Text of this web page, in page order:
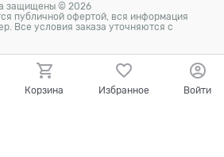
защищены © 2026
публичной офертой, вся информация
Все условия заказа уточняются с
Корзина Избранное Войти